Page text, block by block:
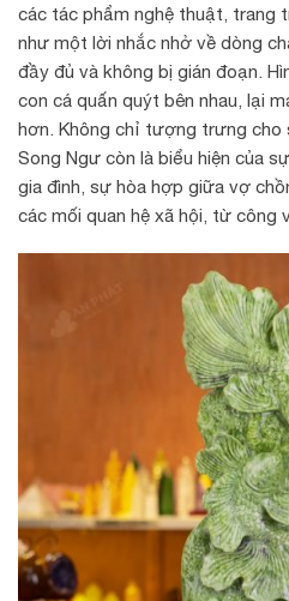
các tác phẩm nghệ thuật, trang
như một lời nhắc nhở về dòng
đầy đủ và không bị gián đoạn.
con cá quấn quýt bên nhau, lại
hơn. Không chỉ tượng trưng cho
Song Ngư còn là biểu hiện của
gia đình, sự hòa hợp giữa vợ
các mối quan hệ xã hội, từ công